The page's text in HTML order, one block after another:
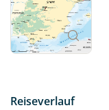
und
Atlantiks bevor
Sie sich auf den
bedeutet –
Reiseverlauf